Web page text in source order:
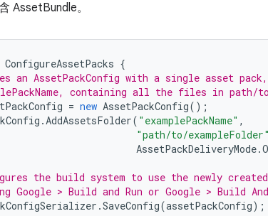
AssetBundle。
ConfigureAssetPacks {
an AssetPackConfig with a single asset pack,
containing all the files in path/
= new AssetPackConfig();
.AddAssetsFolder( "examplePackName" ,
"path/to/exampleFolder"
AssetPackDeliveryMode.
the build system to use the newly created
Google > Build and Run or Google > Build
.SaveConfig(assetPackConfig);